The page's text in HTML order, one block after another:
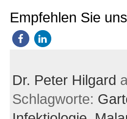
Empfehlen Sie
Dr. Peter Hilgard
Schlagworte: